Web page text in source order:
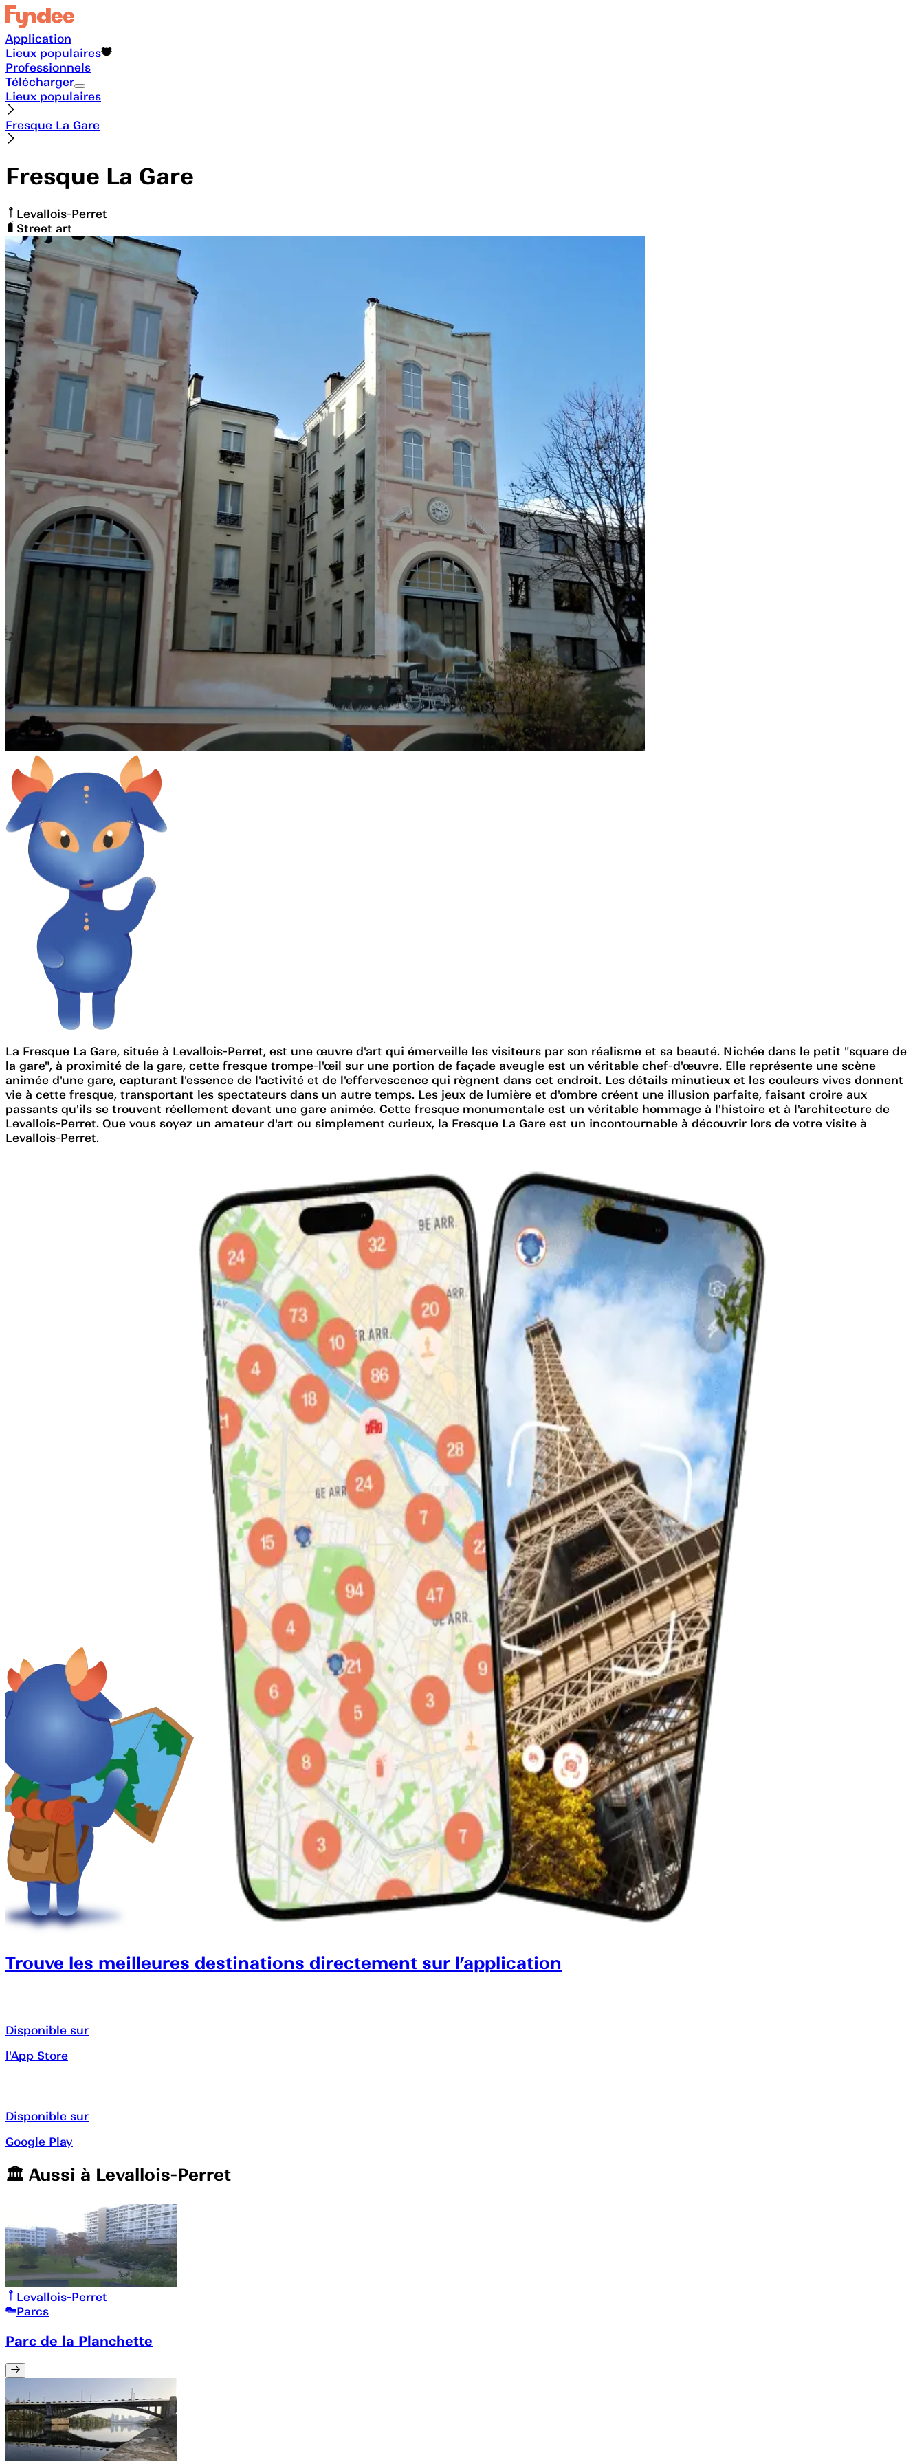
Application
Lieux populaires
Professionnels
Télécharger
Lieux populaires
Fresque La Gare
Fresque La Gare
Levallois-Perret
Street art
La Fresque La Gare, située à Levallois-Perret, est une œuvre d'art qui émerveille les visiteurs par son réalisme et sa beauté. Nichée dans le petit "square de
la gare", à proximité de la gare, cette fresque trompe-l'œil sur une portion de façade aveugle est un véritable chef-d'œuvre. Elle représente une scène
animée d'une gare, capturant l'essence de l'activité et de l'effervescence qui règnent dans cet endroit. Les détails minutieux et les couleurs vives donnent
vie à cette fresque, transportant les spectateurs dans un autre temps. Les jeux de lumière et d'ombre créent une illusion parfaite, faisant croire aux
passants qu'ils se trouvent réellement devant une gare animée. Cette fresque monumentale est un véritable hommage à l'histoire et à l'architecture de
Levallois-Perret. Que vous soyez un amateur d'art ou simplement curieux, la Fresque La Gare est un incontournable à découvrir lors de votre visite à
Levallois-Perret.
Trouve les meilleures destinations directement sur l’application
Disponible sur
l'App Store
Disponible sur
Google Play
🏛️️ Aussi à Levallois-Perret
Levallois-Perret
Parcs
Parc de la Planchette